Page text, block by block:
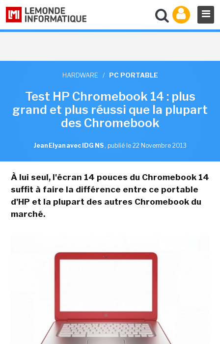
HARDWARE / PC PORTABLE
Test HP Chromebook 14 : plus
grand et plus réussi que la plupart
des Chromebook
Jean Elyan avec IDG NS , publié le 22 Novembre 2013
À lui seul, l'écran 14 pouces du Chromebook 14
suffit à faire la différence entre ce portable
d'HP et la plupart des autres Chromebook du
marché.